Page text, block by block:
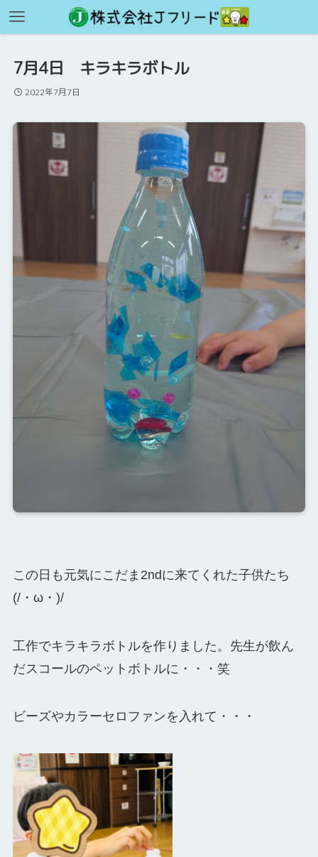
7月4日 キラキラボトル
2022年7月7日
この日も元気にこだま2ndに来てくれた子供たち
(/・ω・)/
工作でキラキラボトルを作りました。先生が飲ん
だスコールのペットボトルに・・・笑
ビーズやカラーセロファンを入れて・・・